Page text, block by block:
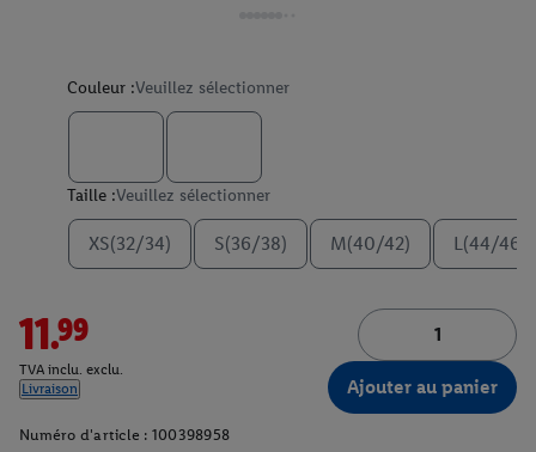
Couleur :Veuillez sélectionner
Taille :Veuillez sélectionner
XS(32/34) S(36/38) M(40/42) L(44/46)
11.99
TVA inclu. exclu.
Livraison
Ajouter au panier
Numéro d'article : 100398958